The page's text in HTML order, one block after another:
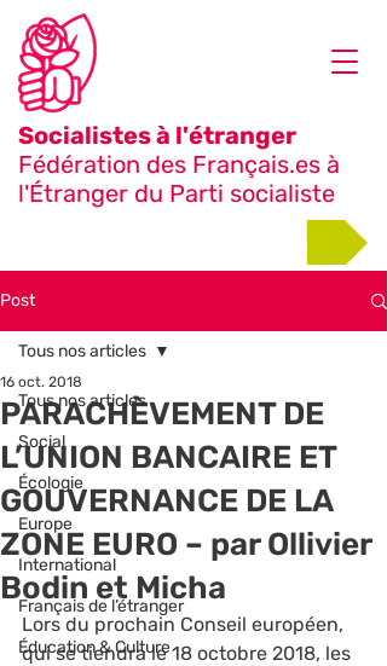
Socialistes à l'étranger
Fédération des Français.es à
l'Étranger du Parti socialiste
Post
Tous nos articles
Social
Écologie
Europe
International
Français de l’étranger
Éducation & Culture
Tous nos articles
PARACHÈVEMENT DE
L’UNION BANCAIRE ET
GOUVERNANCE DE LA
ZONE EURO – par Ollivier
Bodin et Micha
16 oct. 2018
Lors du prochain Conseil européen,
qui se tiendra le 18 octobre 2018, les